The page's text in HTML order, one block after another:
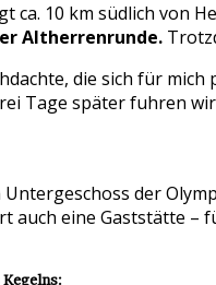
ca. 10 km südlich von
Altherrenrunde.
die sich für
Tage später fuhren
Untergeschoss der
auch eine Gaststätte